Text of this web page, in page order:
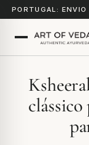
PORTUGAL: